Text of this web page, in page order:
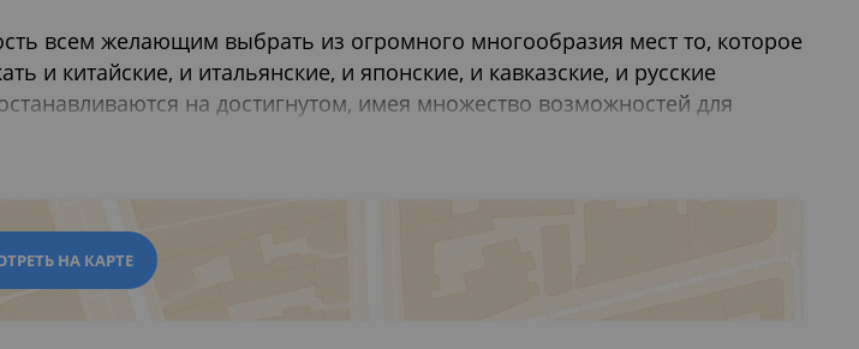
всем желающим выбрать из огромного многообразия мест то, которое
и китайские, и итальянские, и японские, и кавказские, и русские
на достигнутом, имея множество возможностей для
мастер-классы и кулинарные фестивали здесь давно уже не в
НА КАРТЕ